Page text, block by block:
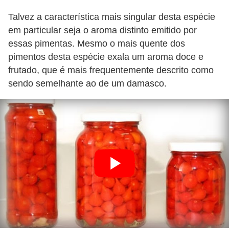
Talvez a característica mais singular desta espécie
em particular seja o aroma distinto emitido por
essas pimentas. Mesmo o mais quente dos
pimentos desta espécie exala um aroma doce e
frutado, que é mais frequentemente descrito como
sendo semelhante ao de um damasco.